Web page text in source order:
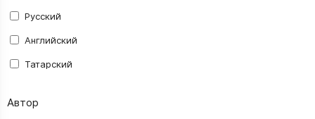
Alt Graph
Русский
Английский
Татарский
Автор